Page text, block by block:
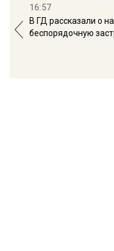
16:57
В ГД рассказали о
беспорядочную